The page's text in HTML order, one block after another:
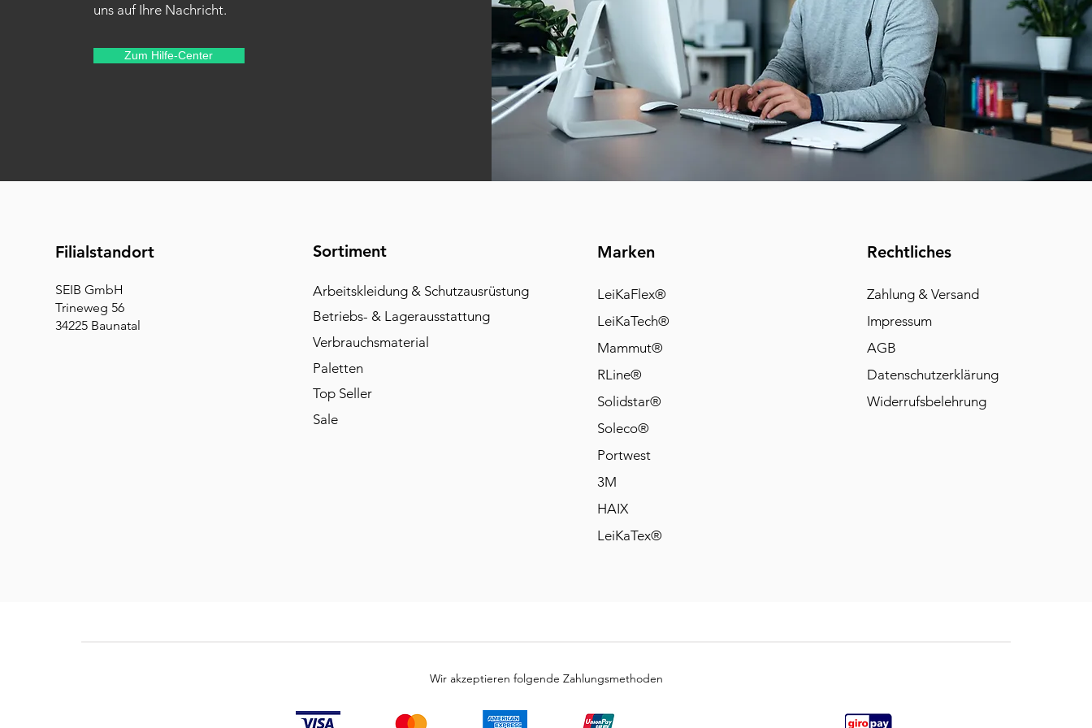
uns auf Ihre Nachricht.
Zum Hilfe-Center
Filialstandort
SEIB GmbH
Trineweg 56
34225 Baunatal
Sortiment
Arbeitskleidung & Schutzausrüstung
Betriebs- & Lagerausstattung
Verbrauchsmaterial
Paletten
Top Seller
Sale
Marken
LeiKaFlex®
LeiKaTech®
Mammut®
RLine®
Solidstar®
Soleco®
Portwest
3M
HAIX
LeiKaTex®
Rechtliches
Zahlung & Versand
Impressum
AGB
Datenschutzerklärung
Widerrufsbelehrung
Wir akzeptieren folgende Zahlungsmethoden